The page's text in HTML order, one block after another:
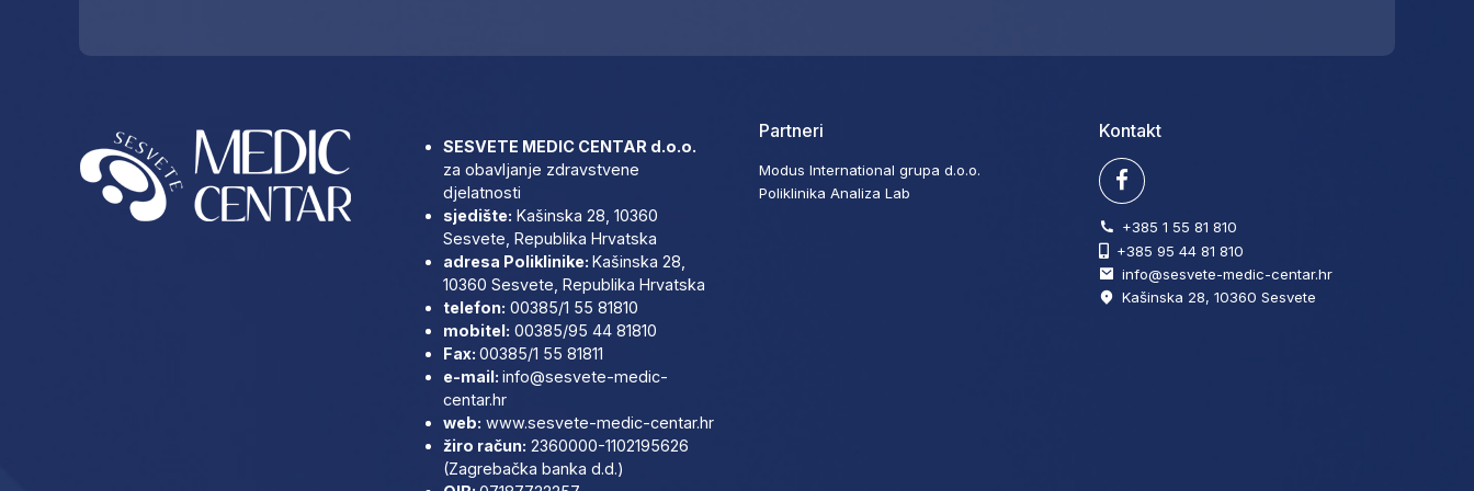
SESVETE MEDIC CENTAR d.o.o.
za obavljanje zdravstvene
djelatnosti
sjedište: Kašinska 28, 10360
Sesvete, Republika Hrvatska
adresa Poliklinike: Kašinska 28,
10360 Sesvete, Republika Hrvatska
telefon: 00385/1 55 81810
mobitel: 00385/95 44 81810
Fax: 00385/1 55 81811
e-mail: info@sesvete-medic-
centar.hr
web: www.sesvete-medic-centar.hr
žiro račun: 2360000-1102195626
(Zagrebačka banka d.d.)
Partneri
Modus International grupa d.o.o.
Poliklinika Analiza Lab
Kontakt
+385 1 55 81 810
+385 95 44 81 810
info@sesvete-medic-centar.hr
Kašinska 28, 10360 Sesvete